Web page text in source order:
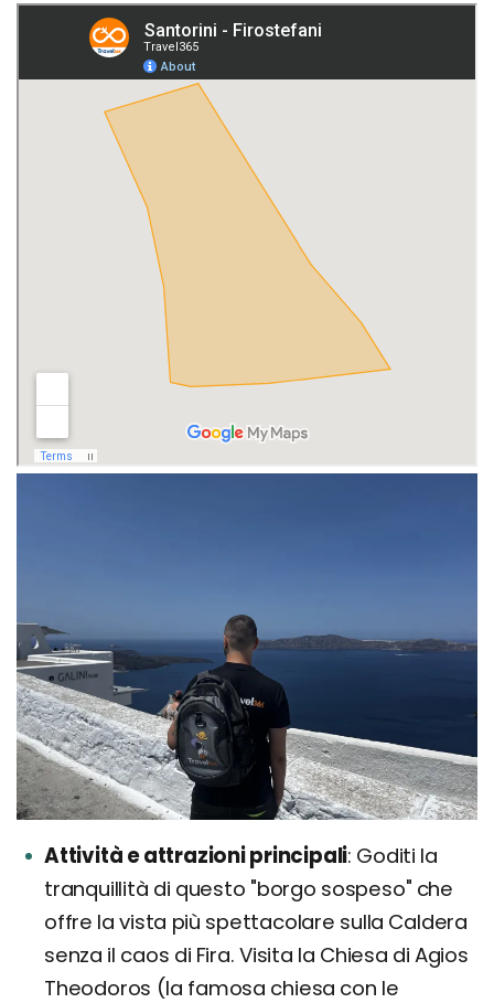
Attività e attrazioni principali Goditi la
tranquillità di questo "borgo sospeso" che
offre la vista più spettacolare sulla Caldera
senza il caos di Fira. Visita la Chiesa di Agios
Theodoros (la famosa chiesa con le